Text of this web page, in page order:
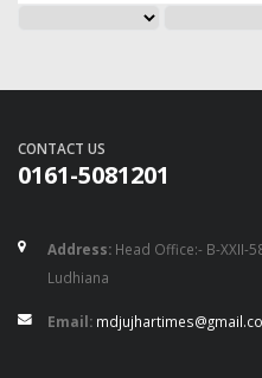
CONTACT US
0161-5081201
Address: Head Office:- B-XXII-
Ludhiana
Email: